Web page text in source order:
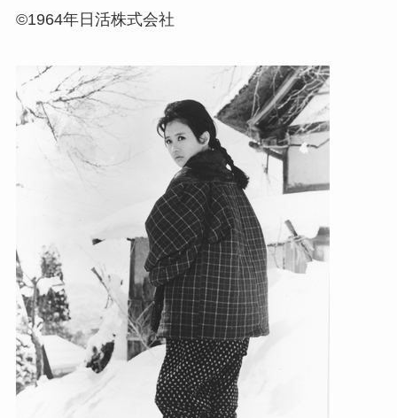
©1964年日活株式会社